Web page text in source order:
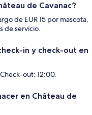
de Cavanac?
de EUR 15 por mascota,
de servicio.
in y check-out en
out: 12:00.
en Château de